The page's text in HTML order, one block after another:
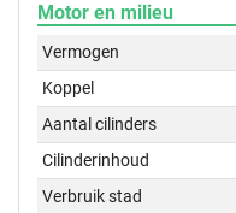
Motor en milieu
Vermogen
Koppel
Aantal cilinders
Cilinderinhoud
Verbruik stad